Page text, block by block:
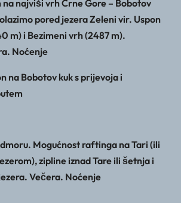
na najviši vrh Crne Gore – Bobotov
pored jezera Zeleni vir. Uspon
m) i Bezimeni vrh (2487 m).
Noćenje
na Bobotov kuk s prijevoja i
Mogućnost raftinga na Tari (ili
zipline iznad Tare ili šetnja i
Večera. Noćenje